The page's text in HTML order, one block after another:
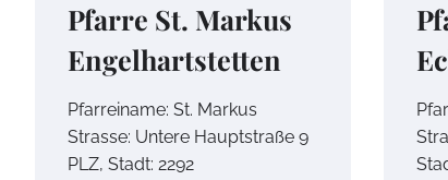
Pfarre St. Markus
Engelhartstetten
Pfarreiname: St. Markus
Strasse: Untere Hauptstraße 9
PLZ, Stadt: 2292